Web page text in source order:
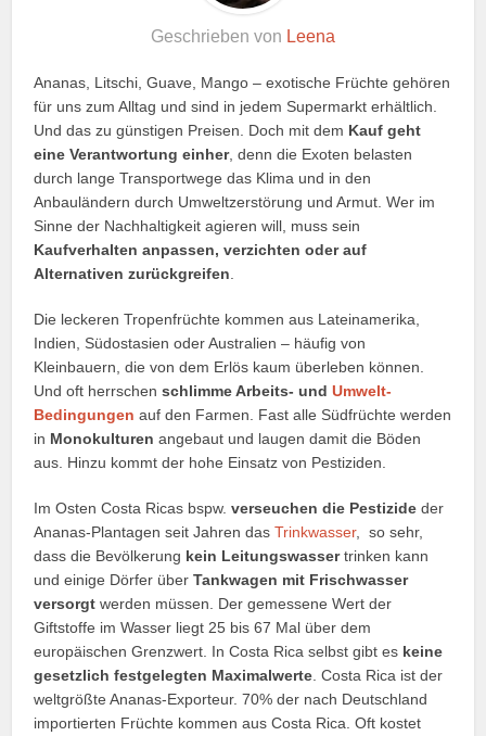
Geschrieben von Leena
Ananas, Litschi, Guave, Mango – exotische Früchte gehören
für uns zum Alltag und sind in jedem Supermarkt erhältlich.
Und das zu günstigen Preisen. Doch mit dem Kauf geht
eine Verantwortung einher, denn die Exoten belasten
durch lange Transportwege das Klima und in den
Anbauländern durch Umweltzerstörung und Armut. Wer im
Sinne der Nachhaltigkeit agieren will, muss sein
Kaufverhalten anpassen, verzichten oder auf
Alternativen zurückgreifen
Die leckeren Tropenfrüchte kommen aus Lateinamerika,
Indien, Südostasien oder Australien – häufig von
Kleinbauern, die von dem Erlös kaum überleben können.
Und oft herrschenschlimme Arbeits- undUmwelt-
Bedingungen auf den Farmen. Fast alle Südfrüchte werden
in Monokulturen angebaut und laugen damit die Böden
aus. Hinzu kommt der hohe Einsatz von Pestiziden.
Im Osten Costa Ricas bspw.verseuchen die Pestizide der
Ananas-Plantagen seit Jahren dasTrinkwasser, so sehr,
dass die Bevölkerung kein Leitungswassertrinken kann
und einige Dörfer überTankwagen mit Frischwasser
versorgt werden müssen. Der gemessene Wert der
Giftstoffe im Wasser liegt 25 bis 67 Mal über dem
europäischen Grenzwert. In Costa Rica selbst gibt es keine
gesetzlich festgelegten Maximalwerte . Costa Rica ist der
weltgrößte Ananas-Exporteur. 70% der nach Deutschland
importierten Früchte kommen aus Costa Rica. Oft kostet